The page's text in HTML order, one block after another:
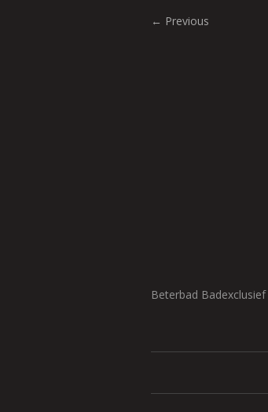
← Previous
Beterbad